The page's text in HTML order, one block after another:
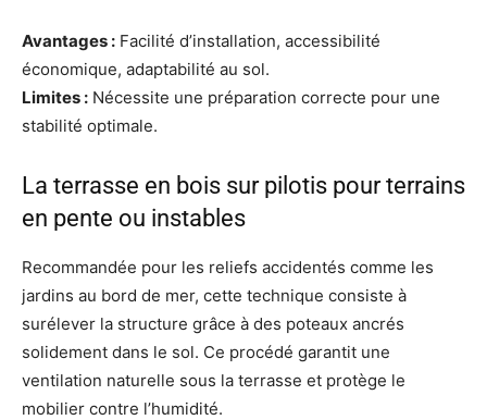
Avantages : Facilité d’installation, accessibilité
économique, adaptabilité au sol.
Limites : Nécessite une préparation correcte pour une
stabilité optimale.
La terrasse en bois sur pilotis pour terrains
en pente ou instables
Recommandée pour les reliefs accidentés comme les
jardins au bord de mer, cette technique consiste à
surélever la structure grâce à des poteaux ancrés
solidement dans le sol. Ce procédé garantit une
ventilation naturelle sous la terrasse et protège le
mobilier contre l’humidité.